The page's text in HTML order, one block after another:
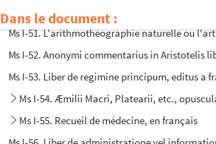
Dans le document :
Ms I-50. Dissertation sur les fièvres
Ms I-51. L'arithmothéographie naturelle ou l'art
Ms I-52. Anonymi commentarius in Aristotelis
Ms I-53. Liber de regimine principum, editus
Ms I-54. Æmilii Macri, Platearii, etc.,
Ms I-55. Recueil de médecine, en français